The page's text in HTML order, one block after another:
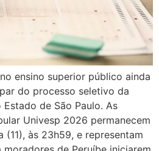
ensino superior público ainda
do processo seletivo da
de São Paulo. As
Univesp 2026 permanecem
às 23h59, e representam